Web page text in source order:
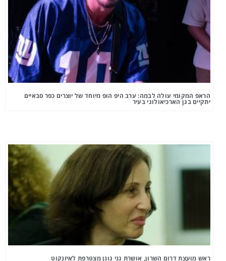
הראפ המקומי עולה לבמה: ערב היפ הופ מיוחד של יוצרים כפר סבאיים
יתקיים בגן הארכיאולוגי בעיר
ראש מועצת דרום השרון, אושרת גני גונן מצטרפת לאיזנקוט